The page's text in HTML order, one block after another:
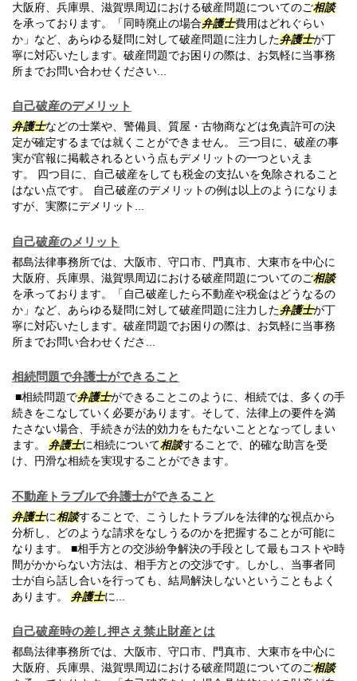
大阪府、兵庫県、滋賀県周辺における破産問題についてのご相談
を承っております。「同時廃止の場合弁護士費用はどれぐらい
か」など、あらゆる疑問に対して破産問題に注力した弁護士が丁
寧に対応いたします。破産問題でお困りの際は、お気軽に当事務
所までお問い合わせください...
自己破産のデメリット
弁護士などの士業や、警備員、質屋・古物商などは免責許可の決
定が確定するまでは就くことができません。 三つ目に、破産の事
実が官報に掲載されるという点もデメリットの一つといえま
す。 四つ目に、自己破産をしても税金の支払いを免除されること
はない点です。 自己破産のデメリットの例は以上のようになりま
すが、実際にデメリット...
自己破産のメリット
都島法律事務所では、大阪市、守口市、門真市、大東市を中心に
大阪府、兵庫県、滋賀県周辺における破産問題についてのご相談
を承っております。「自己破産したら不動産や税金はどうなるの
か」など、あらゆる疑問に対して破産問題に注力した弁護士が丁
寧に対応いたします。破産問題でお困りの際は、お気軽に当事務
所までお問い合わせくださ...
相続問題で弁護士ができること
■相続問題で弁護士ができることこのように、相続では、多くの手
続きをこなしていく必要があります。そして、法律上の要件を満
たさない場合、手続きが法的効力をもたないこととなってしまい
ます。 弁護士に相続について相談することで、的確な助言を受
け、円滑な相続を実現することができます。
不動産トラブルで弁護士ができること
弁護士に相談することで、こうしたトラブルを法律的な視点から
分析し、どのような請求をなしうるのかを把握することが可能に
なります。 ■相手方との交渉紛争解決の手段として最もコストや時
間がかからない方法は、相手方との交渉です。しかし、当事者同
士が自ら話し合いを行っても、結局解決しないということもよく
あります。 弁護士に...
自己破産時の差し押さえ禁止財産とは
都島法律事務所では、大阪市、守口市、門真市、大東市を中心に
大阪府、兵庫県、滋賀県周辺における破産問題についてのご相談